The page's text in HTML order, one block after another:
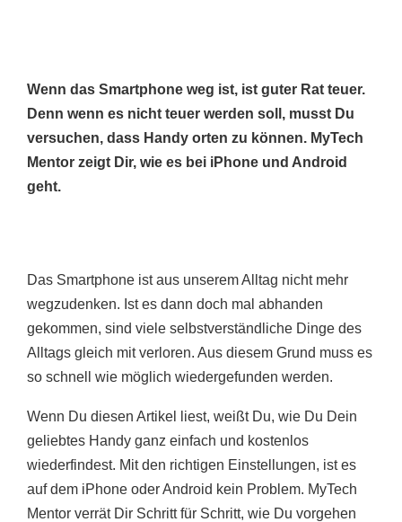
Wenn das Smartphone weg ist, ist guter Rat teuer.
Denn wenn es nicht teuer werden soll, musst Du
versuchen, dass Handy orten zu können. MyTech
Mentor zeigt Dir, wie es bei iPhone und Android
geht.
Das Smartphone ist aus unserem Alltag nicht mehr
wegzudenken. Ist es dann doch mal abhanden
gekommen, sind viele selbstverständliche Dinge des
Alltags gleich mit verloren. Aus diesem Grund muss es
so schnell wie möglich wiedergefunden werden.
Wenn Du diesen Artikel liest, weißt Du, wie Du Dein
geliebtes Handy ganz einfach und kostenlos
wiederfindest. Mit den richtigen Einstellungen, ist es
auf dem iPhone oder Android kein Problem. MyTech
Mentor verrät Dir Schritt für Schritt, wie Du vorgehen